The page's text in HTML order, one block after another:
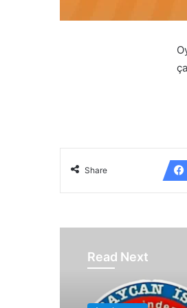
Share
Read Next